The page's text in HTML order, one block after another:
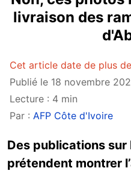
livraison des
Cet article date de plus
Publié le 18 novembre
Lecture : 4 min
Par : AFP Côte d'Ivoire
Des publications sur
prétendent montrer